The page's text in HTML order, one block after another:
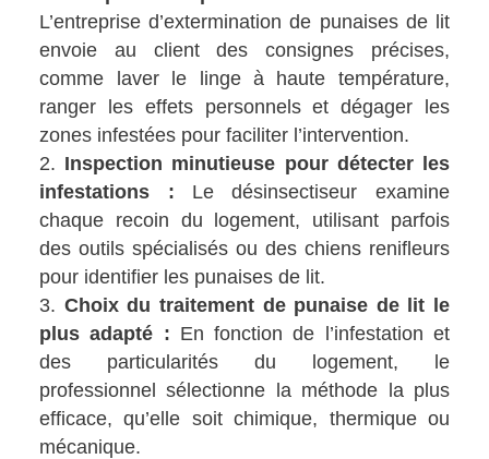
L’entreprise d’extermination de punaises de lit
envoie au client des consignes précises,
comme laver le linge à haute température,
ranger les effets personnels et dégager les
zones infestées pour faciliter l’intervention.
Inspection minutieuse pour détecter les
infestations : Le désinsectiseur examine
chaque recoin du logement, utilisant parfois
des outils spécialisés ou des chiens renifleurs
pour identifier les punaises de lit.
Choix du traitement de punaise de lit le
plus adapté : En fonction de l’infestation et
des particularités du logement, le
professionnel sélectionne la méthode la plus
efficace, qu’elle soit chimique, thermique ou
mécanique.